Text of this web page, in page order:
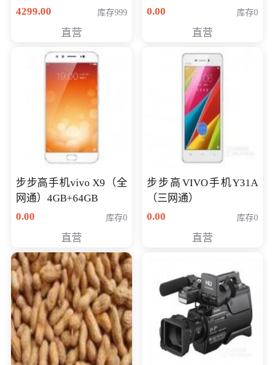
薄学生办公游戏独显笔
NV930-2G独
4299.00 库存999
直营
版 全网通(3G+32G)
0.00 库存0
直营
步步高手机vivo X9（全
网通）4GB+64GB
0.00
库存0
直营
步步高VIVO手机Y31A
（三网通）
0.00
库存0
直营